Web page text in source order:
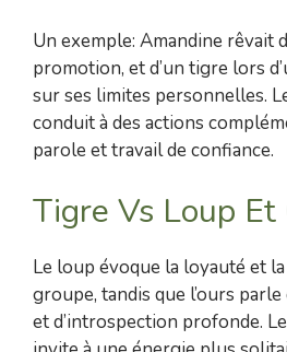
Un exemple: Amandine rêvait
promotion, et d’un tigre lors
sur ses limites personnelles.
conduit à des actions
parole et travail de confiance.
Tigre Vs Loup Et
Le loup évoque la loyauté et
groupe, tandis que l’ours
et d’introspection profonde.